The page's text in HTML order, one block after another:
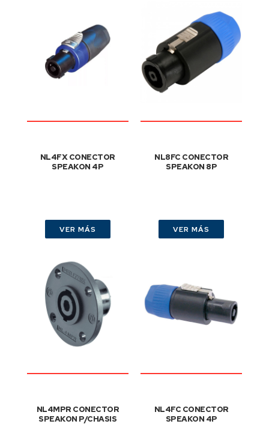
NL4FX CONECTOR
SPEAKON 4P
VER MÁS
NL8FC CONECTOR
SPEAKON 8P
VER MÁS
NL4MPR CONECTOR
SPEAKON P/CHASIS
NL4FC CONECTOR
SPEAKON 4P